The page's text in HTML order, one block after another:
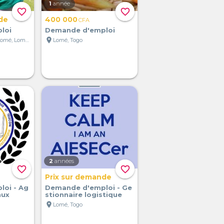
favorite_border
Grand Marché de Lomé, Lomé, Togo
favorite_border
1 année
400 000CFA
Demande d'emploi
location_on Lomé, Togo
favorite_border
- Ag
favorite_border
2 années
Prix sur demande
Demande d'emploi - Ge
stionnaire logistique
location_on Lomé, Togo